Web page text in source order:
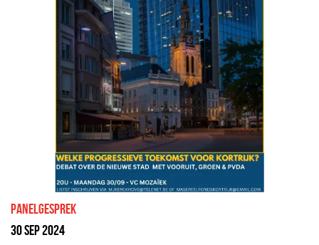
panelgesprek
30 sep 2024